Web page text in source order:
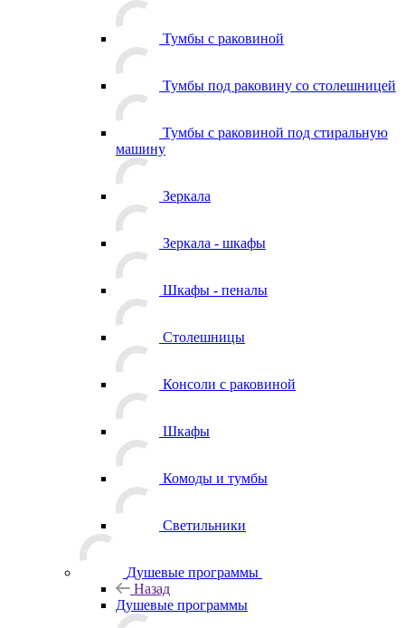
Тумбы с раковиной
Тумбы под раковину со столешницей
Тумбы с раковиной под стиральную
машину
Зеркала
Зеркала - шкафы
Шкафы - пеналы
Столешницы
Консоли с раковиной
Шкафы
Комоды и тумбы
Светильники
Душевые программы
Назад
Душевые программы